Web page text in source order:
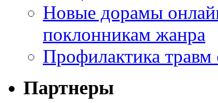
Новые дорамы
поклонникам жанра
Профилактика травм
Партнеры